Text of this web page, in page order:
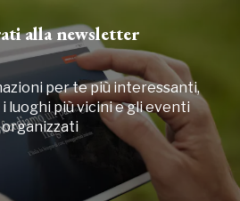
alla newsletter
per te più interessanti,
luoghi più vicini e gli eventi
organizzati